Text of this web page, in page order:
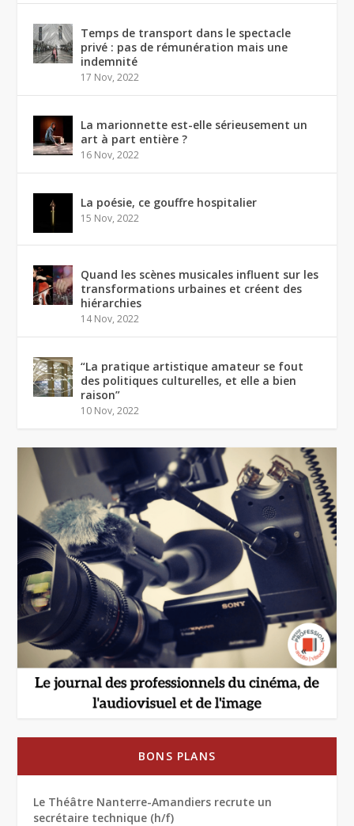
Temps de transport dans le spectacle
privé : pas de rémunération mais une
indemnité
17 Nov, 2022
La marionnette est-elle sérieusement un
art à part entière ?
16 Nov, 2022
La poésie, ce gouffre hospitalier
15 Nov, 2022
Quand les scènes musicales influent sur les
transformations urbaines et créent des
hiérarchies
14 Nov, 2022
“La pratique artistique amateur se fout
des politiques culturelles, et elle a bien
raison”
10 Nov, 2022
BONS PLANS
Le Théâtre Nanterre-Amandiers recrute un
secrétaire technique (h/f)